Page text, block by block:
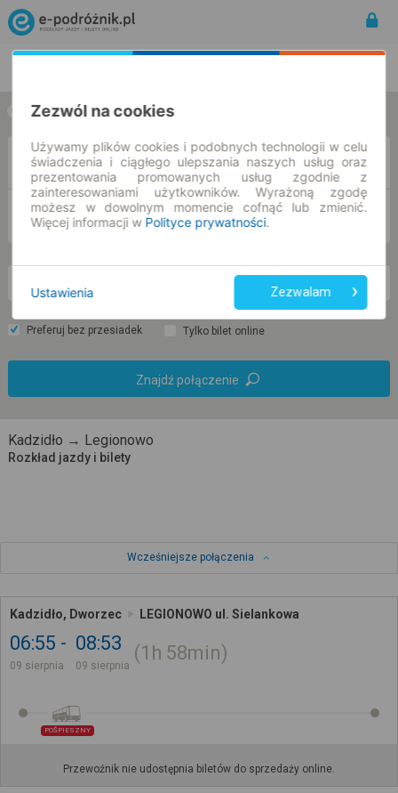
w jedną stronę w obie strony
Z
DO
nd. 9 sie.
Preferuj bez przesiadek Tylko bilet online
Znajdź połączenie
Kadzidło → Legionowo
Rozkład jazdy i bilety
Wcześniejsze połączenia
Kadzidło, Dworzec LEGIONOWO ul. Sielankowa
06:55
09 sierpnia
08:53
09 sierpnia
1h 58min
POŚPIESZNY
Przewoźnik nie udostępnia biletów do sprzedaży online.
Zezwól na cookies
Używamy plików cookies i podobnych technologii w celu
świadczenia i ciągłego ulepszania naszych usług oraz
prezentowania promowanych usług zgodnie z
zainteresowaniami użytkowników. Wyrażoną zgodę
możesz w dowolnym momencie cofnąć lub zmienić.
Więcej informacji w Polityce prywatności.
Ustawienia Zezwalam